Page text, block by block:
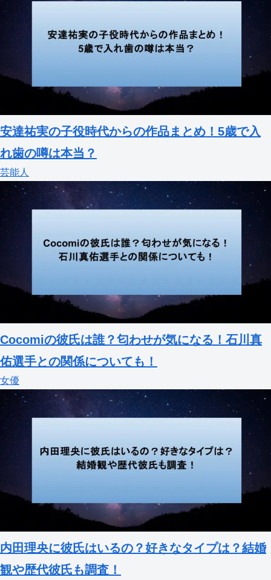
安達祐実の子役時代からの作品まとめ！5歳で入
れ歯の噂は本当？
芸能人
Cocomiの彼氏は誰？匂わせが気になる！石川真
佑選手との関係についても！
女優
内田理央に彼氏はいるの？好きなタイプは？結婚
観や歴代彼氏も調査！